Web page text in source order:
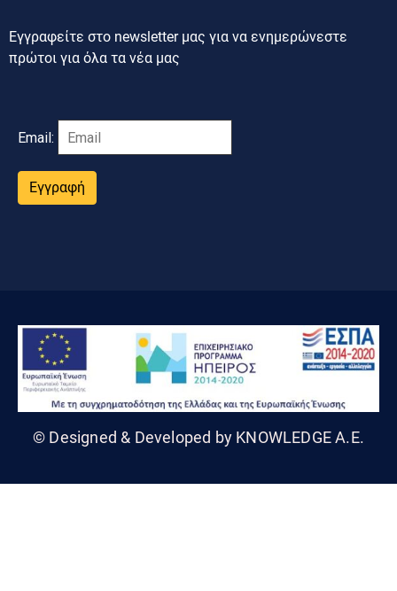
Εγγραφείτε στο newsletter μας για να ενημερώνεστε
πρώτοι για όλα τα νέα μας
Email:
Εγγραφή
© Designed & Developed by KNOWLEDGE A.E.